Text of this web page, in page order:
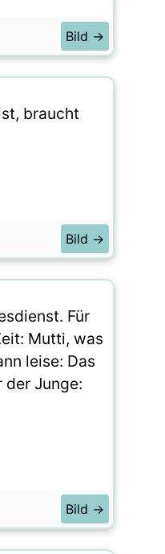
Bild →
braucht
Bild →
Für
Mutti, was
leise: Das
der Junge:
Bild →